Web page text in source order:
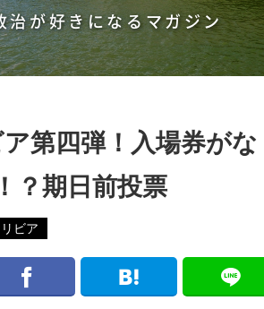
治が好きになるマガジン
第四弾！入場券がな
？期日前投票
ビア